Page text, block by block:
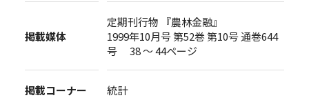
掲載媒体
定期刊行物 『農林金融』
1999年10月号 第52巻 第10号 通巻644
号 38 ～ 44ページ
掲載コーナー 統計